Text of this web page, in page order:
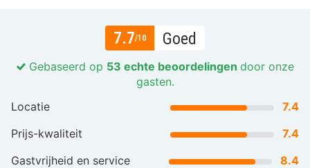
7.7/10 Goed
Gebaseerd op 53 echte beoordelingen door onze
gasten.
Locatie
7.4
Prijs-kwaliteit
7.4
Gastvrijheid en service
8.4